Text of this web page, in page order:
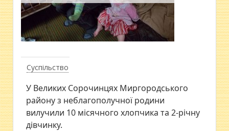
Суспільство
У Великих Сорочинцях Миргородського
району з неблагополучної родини
вилучили 10 місячного хлопчика та 2-річну
дівчинку.